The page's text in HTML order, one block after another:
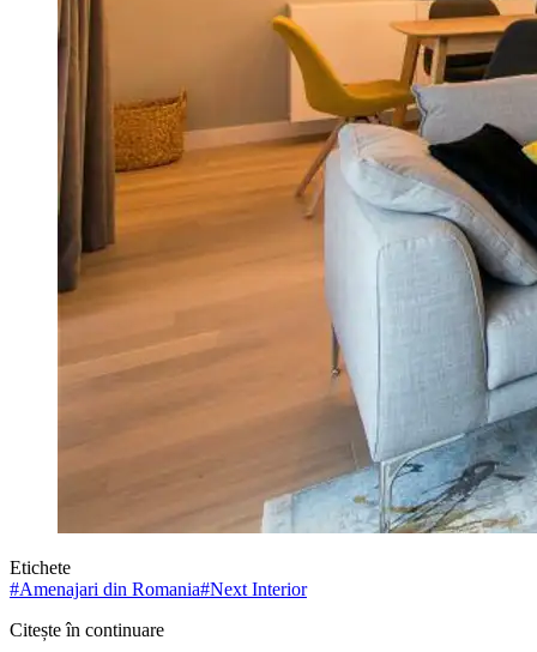
Etichete
#Amenajari din Romania#Next Interior
Citește în continuare